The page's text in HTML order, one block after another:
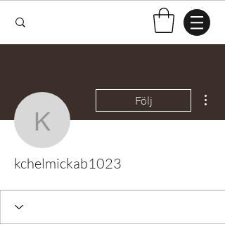
kchelmickab1023
Följ
kchelmickab1023